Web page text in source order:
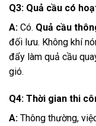
Q3: Quả cầu có
A: Có. Quả cầu
đối lưu. Không khí
đẩy làm quả cầu
gió.
Q4: Thời gian thi
A: Thông thường,